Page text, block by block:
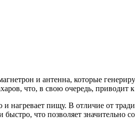
и антенна, которые
что, в свою очередь, приводит
и нагревает пищу. В отличие от
что позволяет значительно